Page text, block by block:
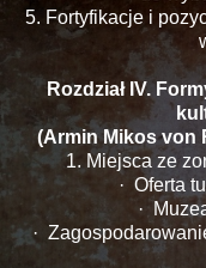
5. Fortyfikacje i
Rozdział IV.
(Armin Mikos von
1. Miejsca ze
· Oferta
·
·